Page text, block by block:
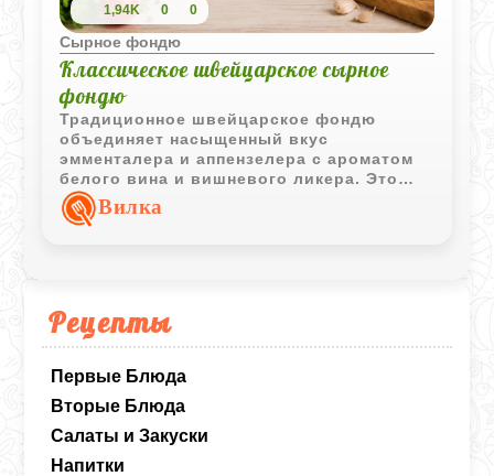
Рецепты
Первые Блюда
Вторые Блюда
Салаты и Закуски
Напитки
1,94K 0 0
Сырное фондю
Классическое швейцарское сырное
фондю
Традиционное швейцарское фондю
объединяет насыщенный вкус
эмменталера и аппензелера с ароматом
белого вина и вишневого ликера. Это
блюдо создаёт атмосферу уютного
застолья и отлично подходит для
Вилка